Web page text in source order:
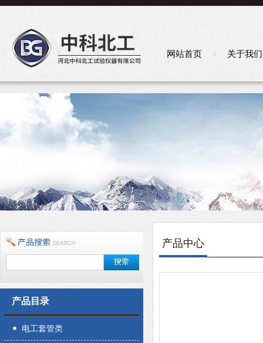
网站首页 关于我们
产品目录
电工套管类
产品中心